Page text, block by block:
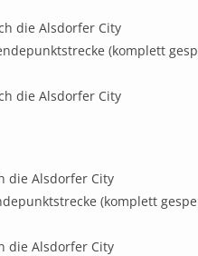
die Alsdorfer City
(komplett
die Alsdorfer City
die Alsdorfer City
(komplett
die Alsdorfer City